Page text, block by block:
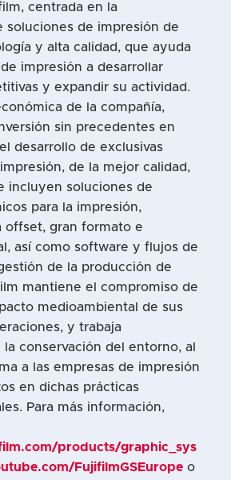
centrada en la
soluciones de impresión de
y alta calidad, que ayuda
impresión a desarrollar
y expandir su actividad.
de la compañía,
sin precedentes en
desarrollo de exclusivas
de la mejor calidad,
incluyen soluciones de
para la impresión,
offset, gran formato e
así como software y flujos de
de la producción de
mantiene el compromiso de
medioambiental de sus
y trabaja
conservación del entorno, al
a las empresas de impresión
en dichas prácticas
Para más información,
products/graphic_sys
FujifilmGSEuropeo